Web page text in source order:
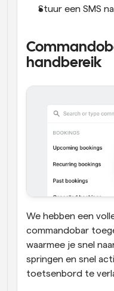
Stuur een SMS
handbereik
We hebben een
commandobar
waarmee je snel
springen en snel
toetsenbord te